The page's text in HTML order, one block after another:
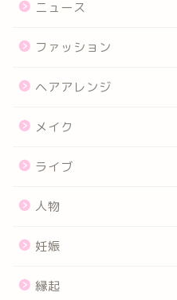
ニュース
ファッション
ヘアアレンジ
メイク
ライブ
人物
妊娠
縁起